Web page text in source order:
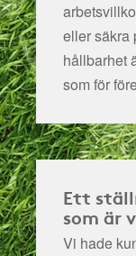
eller säkra
hållbarhet
som för
Ett
som är
Vi hade